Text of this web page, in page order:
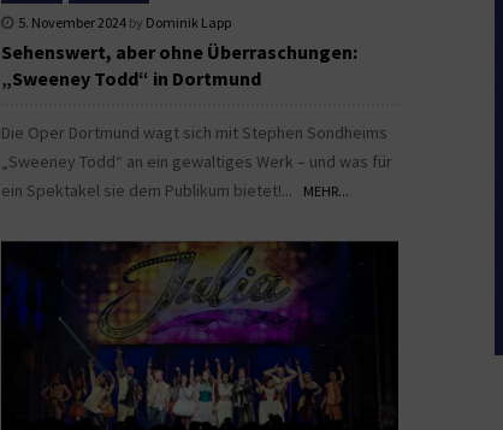
5. November 2024 by Dominik Lapp
Sehenswert, aber ohne Überraschungen:
„Sweeney Todd“ in Dortmund
Die Oper Dortmund wagt sich mit Stephen Sondheims
„Sweeney Todd“ an ein gewaltiges Werk – und was für
ein Spektakel sie dem Publikum bietet!...
MEHR...